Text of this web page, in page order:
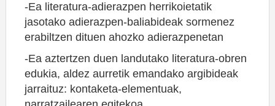
-Ea literatura-adierazpen herrikoietatik
jasotako adierazpen-baliabideak sormenez
erabiltzen dituen ahozko adierazpenetan
-Ea aztertzen duen landutako literatura-obren
edukia, aldez aurretik emandako argibideak
jarraituz: kontaketa-elementuak,